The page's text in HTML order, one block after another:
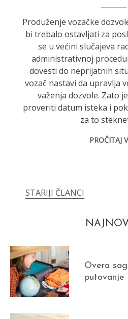
Produženje vozačke
bi trebalo ostavljati za
se u većini slučajeva
administrativnoj
dovesti do neprijatnih
vozač nastavi da upravlja
važenja dozvole. Zato
proveriti datum isteka i
za to
PROČITAJ
Kretanje
STARIJI ČLANCI
Overa
putovanje